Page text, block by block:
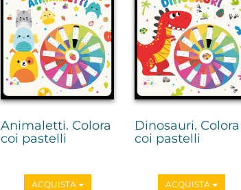
Animaletti. Colora
coi pastelli
ACQUISTA
Dinosauri. Colora
coi pastelli
ACQUISTA